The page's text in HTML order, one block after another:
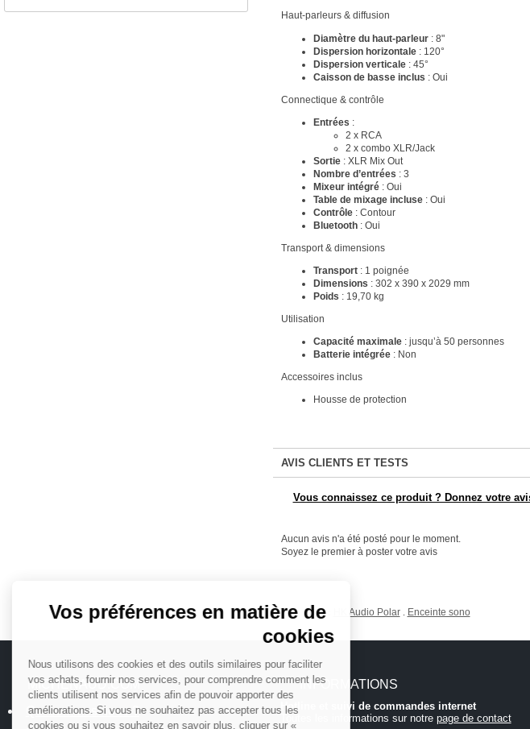
Vos préférences en matière de
cookies
Nous utilisons des cookies et des outils similaires pour faciliter
vos achats, fournir nos services, pour comprendre comment les
clients utilisent nos services afin de pouvoir apporter des
améliorations. Si vous ne souhaitez pas accepter tous les
cookies ou si vous souhaitez en savoir plus, cliquer sur «
Haut-parleurs & diffusion
Diamètre du haut-parleur: 8"
Dispersion horizontale: 120°
Dispersion verticale: 45°
Caisson de basse inclus : Oui
Connectique & contrôle
Entrées :
2 x RCA
2 x combo XLR/Jack
Sortie: XLR Mix Out
Nombre d’entrées : 3
Mixeur intégré: Oui
Table de mixage incluse: Oui
Contrôle: Contour
Bluetooth: Oui
Transport & dimensions
Transport: 1 poignée
Dimensions : 302 x 390 x 2029 mm
Poids : 19,70 kg
Utilisation
Capacité maximale: jusqu’à 50 personnes
Batterie intégrée: Non
Accessoires inclus
Housse de protection
AVIS CLIENTS ET TESTS
Vous connaissez ce produit ? Donnez votre
Aucun avis n'a été posté pour le moment.
Soyez le premier à poster votre avis
Tags : HK Audio Polar. Enceinte sono
MICHENAUD.COM
Qui sommes nous ?
INFORMATIONS
Hotline et suivi de commandes internet
Toutes les informations sur notre page de contact